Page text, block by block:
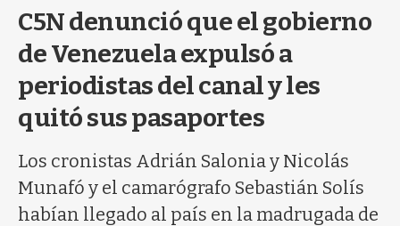
C5N denunció que el gobierno
de Venezuela expulsó a
periodistas del canal y les
quitó sus pasaportes
Los cronistas Adrián Salonia y Nicolás
Munafó y el camarógrafo Sebastián Solís
habían llegado al país en la madrugada de